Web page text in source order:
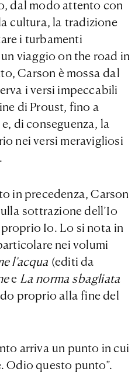
dal modo attento con
cultura, la tradizione
i turbamenti
viaggio on the road in
Carson è mossa dal
i versi impeccabili
di Proust, fino a
di conseguenza, la
nei versi meravigliosi
in precedenza, Carson
sottrazione dell’Io
Io. Lo si nota in
nei volumi
l’acqua (editi da
e La norma sbagliata
proprio alla fine del
arriva un punto in cui
Odio questo punto”.